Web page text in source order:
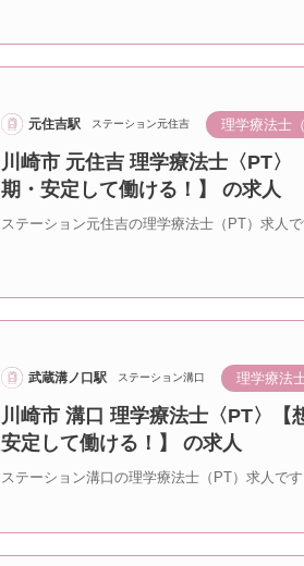
元住吉駅 ステーション元住吉 理学療法士（
川崎市 元住吉 理学療法士〈PT
期・安定して働ける！】 の求人
ステーション元住吉の理学療法士（PT）求人で
武蔵溝ノ口駅 ステーション溝口 理学療法
川崎市 溝口 理学療法士〈PT〉【
安定して働ける！】 の求人
ステーション溝口の理学療法士（PT）求人です